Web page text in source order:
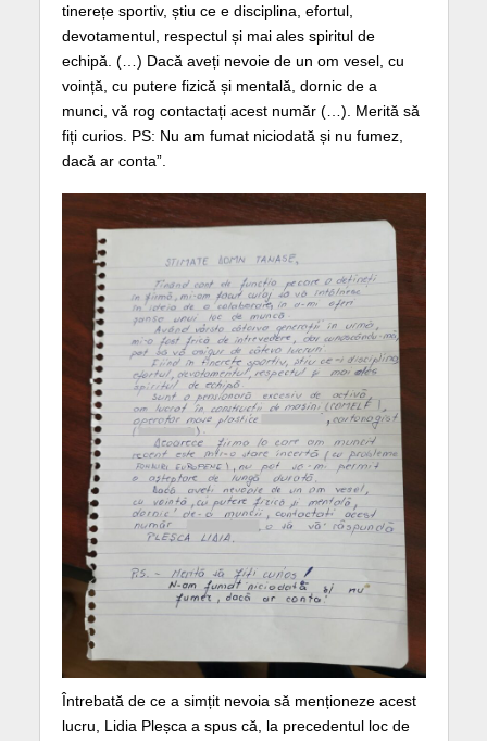
tinerețe sportiv, știu ce e disciplina, efortul,
devotamentul, respectul și mai ales spiritul de
echipă. (…) Dacă aveți nevoie de un om vesel, cu
voință, cu putere fizică și mentală, dornic de a
munci, vă rog contactați acest număr (…). Merită să
fiți curios. PS: Nu am fumat niciodată și nu fumez,
dacă ar conta”.
Întrebată de ce a simțit nevoia să menționeze acest
lucru, Lidia Pleșca a spus că, la precedentul loc de